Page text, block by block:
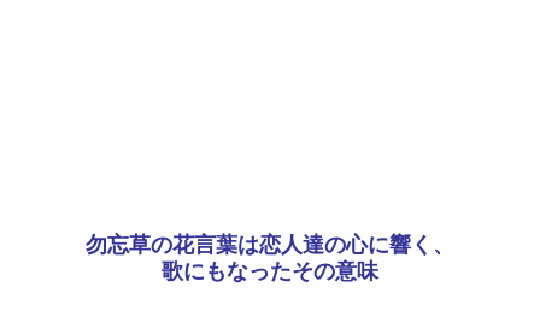
勿忘草の花言葉は恋人達の心に響く、
歌にもなったその意味